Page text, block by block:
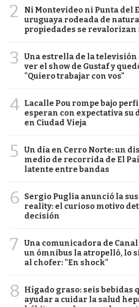
2
Ni Montevideo ni Punta del
uruguaya rodeada de
propiedades se revalorizan
3
Una estrella de la
ver el show de Gustaf y
"Quiero trabajar con vos"
4 Lacalle Pou rompe bajo
esperan con expectativa su
en Ciudad Vieja
5
Un día en Cerro Norte: un
medio de recorrida de El
latente entre bandas
6
Sergio Puglia anunció la
reality: el curioso motivo
decisión
7
Una comunicadora de
un ómnibus la atropelló, lo
al chofer: "En shock"
8
Hígado graso: seis bebidas
ayudar a cuidar la salud